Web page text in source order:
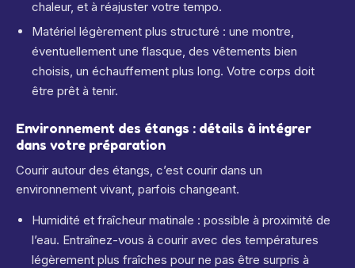
chaleur, et à réajuster votre tempo.
Matériel légèrement plus structuré : une montre,
éventuellement une flasque, des vêtements bien
choisis, un échauffement plus long. Votre corps doit
être prêt à tenir.
Environnement des étangs : détails à intégrer
dans votre préparation
Courir autour des étangs, c’est courir dans un
environnement vivant, parfois changeant.
Humidité et fraîcheur matinale : possible à proximité de
l’eau. Entraînez-vous à courir avec des températures
légèrement plus fraîches pour ne pas être surpris à